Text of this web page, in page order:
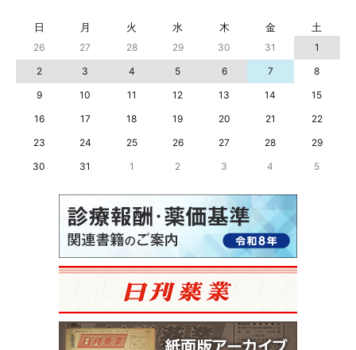
日 月 火 水 木 金 土
26 27 28 29 30 31
1
2
3 4 5 6 7
8
9
10 11 12 13 14
15
16
17 18 19 20 21
22
23
24 25 26 27 28
29
30
31 1 2 3 4 5